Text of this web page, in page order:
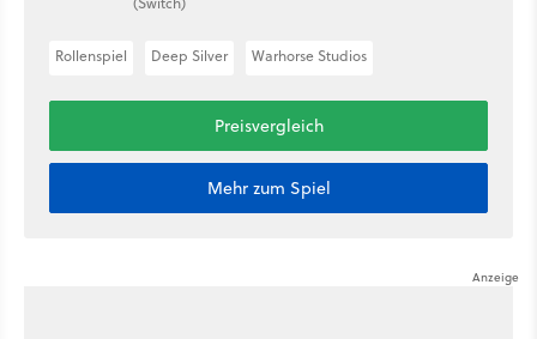
Rollenspiel Deep Silver Warhorse Studios
Preisvergleich
Mehr zum Spiel